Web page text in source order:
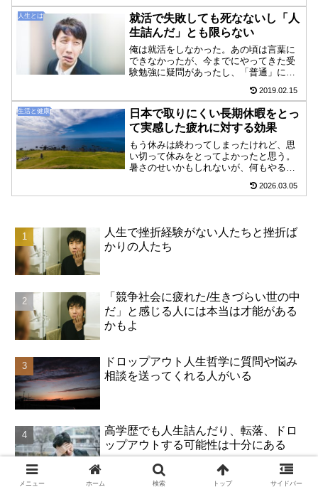
す、という人生を過ごす。そんなふうに
高学歴なら「レールに乗った人...
人生とは
就活で失敗しても死なないし「人
生詰んだ」とも限らない
俺は就活をしなかった。あの頃は言葉に
できなかったが、今までにやってきた受
験勉強に疑問があったし、「普通」に会
っても幸せになれるのかにも懐疑的だっ
た。会社説明会で、ずらっと椅子が並べ
られたところに同じような...
2019.02.15
生活と健康
日本で取りにくい長期休暇をとっ
て実感した疲れに対する効果
もう休みは終わってしまったけれど、思
い切って休みをとってよかったと思う。
暑さのせいかもしれないが、何もやる気
湧いてきた。休むことは大事だ。たぶ
2026.03.05
人生で挫折経験がない人たちと挫折ば
かりの人たち
「競争社会に疲れた/生きづらい世の中
だ」と感じる人には本当は才能がある
かもよ
ドロップアウト人生哲学に質問や悩み
相談を送ってくれる人がいる
高学歴でも人生詰んだり、転落、ドロ
ップアウトする可能性は十分にある
メニュー ホーム 検索 トップ サイドバー